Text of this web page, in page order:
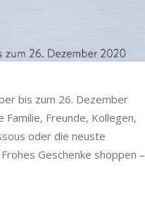
bis zum 26. Dezember
Freunde, Kollegen,
oder die neuste
Geschenke shoppen –